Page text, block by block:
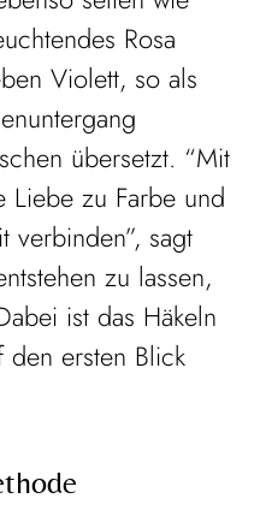
Rosa
Violett, so als
übersetzt. “Mit
Liebe zu Farbe und
verbinden”, sagt
zu lassen,
ist das Häkeln
den ersten Blick